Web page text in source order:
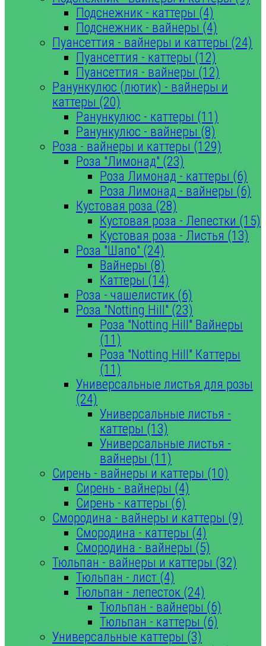
Подснежник - каттеры (4)
Подснежник - вайнеры (4)
Пуансеттия - вайнеры и каттеры (24)
Пуансеттия - каттеры (12)
Пуансеттия - вайнеры (12)
Ранункулюс (лютик) - вайнеры и
каттеры (20)
Ранункулюс - каттеры (11)
Ранункулюс - вайнеры (8)
Роза - вайнеры и каттеры (129)
Роза "Лимонад" (23)
Роза Лимонад - каттеры (6)
Роза Лимонад - вайнеры (6)
Кустовая роза (28)
Кустовая роза - Лепестки (15)
Кустовая роза - Листья (13)
Роза "Шапо" (24)
Вайнеры (8)
Каттеры (14)
Роза - чашелистик (6)
Роза "Notting Hill" (23)
Роза "Notting Hill" Вайнеры
(11)
Роза "Notting Hill" Каттеры
(11)
Универсальные листья для розы
(24)
Универсальные листья -
каттеры (13)
Универсальные листья -
вайнеры (11)
Сирень - вайнеры и каттеры (10)
Сирень - вайнеры (4)
Сирень - каттеры (6)
Смородина - вайнеры и каттеры (9)
Смородина - каттеры (4)
Смородина - вайнеры (5)
Тюльпан - вайнеры и каттеры (32)
Тюльпан - лист (4)
Тюльпан - лепесток (24)
Тюльпан - вайнеры (6)
Тюльпан - каттеры (6)
Универсальные каттеры (3)